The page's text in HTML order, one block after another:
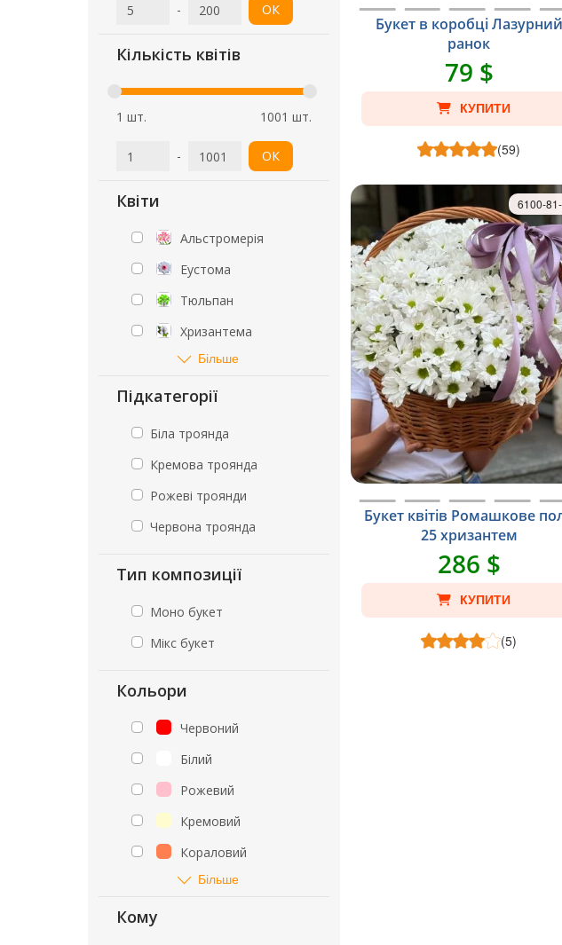
- ОК
Кількість квітів
1 шт. 1001 шт.
- ОК
Квіти
Альстромерія
Еустома
Тюльпан
Хризантема
Більше
Підкатегорії
Біла троянда
Кремова троянда
Рожеві троянди
Червона троянда
Тип композиції
Моно букет
Мікс букет
Кольори
Червоний
Білий
Рожевий
Кремовий
Кораловий
Більше
Кому
Букет в коробці Лазурний
ранок
79 $
КУПИТИ
(59)
Букет квітів Ромашкове
25 хризантем
6100-
286 $
КУПИТИ
(5)